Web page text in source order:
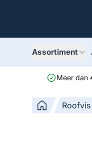
Assortiment
Meer dan
Roofvis